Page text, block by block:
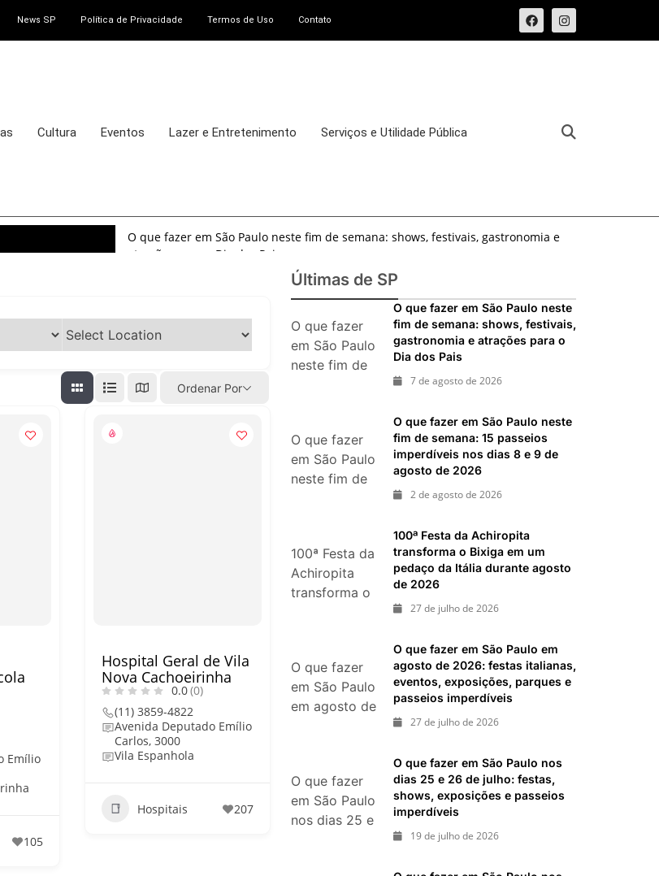
News SP Política de Privacidade Termos de Uso Contato
Cultura Eventos Lazer e Entretenimento Serviços e Utilidade Pública
O que fazer em São Paulo neste fim de semana: shows, festivais, gastronomia e
atrações para o Dia dos Pais
O que fazer em São Paulo neste fim de semana: 15 passeios imperdíveis nos dias
100ª Festa da Achiropita transforma o Bixiga em um pedaço da Itália durante
O que fazer em São Paulo em agosto de 2026: festas italianas, eventos,
exposições, parques e passeios imperdíveis
O que fazer em São Paulo nos dias 25 e 26 de julho: festas, shows, exposições e
passeios imperdíveis
O que fazer em São Paulo nos dias 18 e 19 de julho de 2026: festas julinas, shows,
Copa do Mundo, exposições e passeios imperdíveis
Ordenar Por
Emílio
105
Hospital Geral de Vila
Nova Cachoeirinha
0.0(0)
(11) 3859-4822
Avenida Deputado Emílio
Carlos, 3000
Vila Espanhola
Hospitais 207
Últimas de SP
O que fazer
em São Paulo
neste fim de
gastronomia
e atrações
para o Dia
O que fazer em São Paulo neste
fim de semana: shows, festivais,
gastronomia e atrações para o
Dia dos Pais
7 de agosto de 2026
O que fazer
em São Paulo
neste fim de
nos dias 8 e
9 de agosto
de 2026
O que fazer em São Paulo neste
fim de semana: 15 passeios
imperdíveis nos dias 8 e 9 de
agosto de 2026
2 de agosto de 2026
100ª Festa da
Achiropita
transforma o
agosto de
2026
100ª Festa da Achiropita
transforma o Bixiga em um
pedaço da Itália durante agosto
de 2026
27 de julho de 2026
O que fazer
em São Paulo
em agosto de
exposições,
parques e
passeios
O que fazer em São Paulo em
agosto de 2026: festas italianas,
eventos, exposições, parques e
passeios imperdíveis
27 de julho de 2026
O que fazer
em São Paulo
nos dias 25 e
O que fazer em São Paulo nos
dias 25 e 26 de julho: festas,
shows, exposições e passeios
imperdíveis
19 de julho de 2026